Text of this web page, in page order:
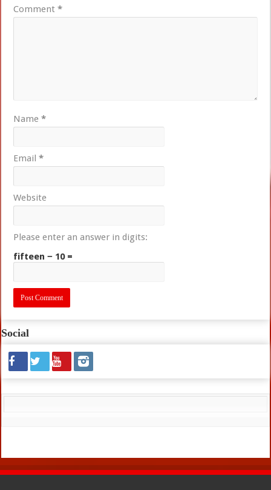
Comment*
Name*
Email*
Website
Please enter an answer in digits:
fifteen − 10 =
Social